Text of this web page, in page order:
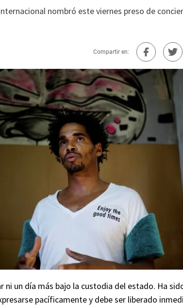
nombró este viernes preso de
Compartir en:
ni un día más bajo la custodia del estado. Ha
pacíficamente y debe ser liberado